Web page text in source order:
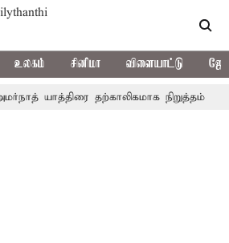
உலகம் சினிமா விளையாட்டு
தற்காலிகமாக நிறுத்தம்